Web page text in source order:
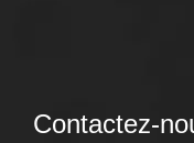
Contactez-